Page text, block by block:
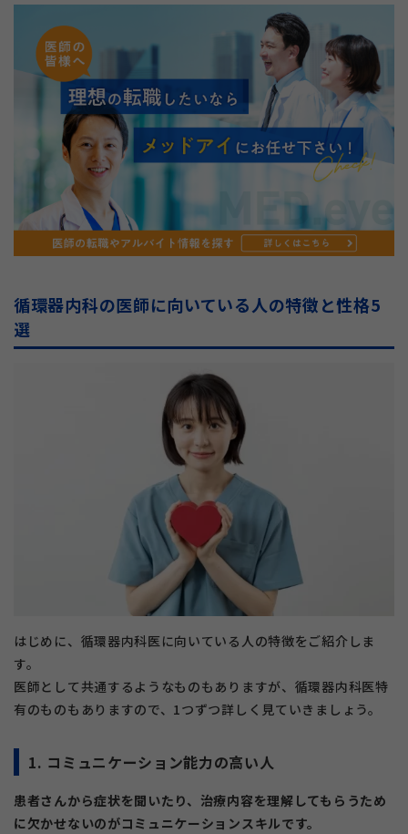
循環器内科の医師に向いている人の特徴と性格5
選
はじめに、循環器内科医に向いている人の特徴をご紹介しま
す。
医師として共通するようなものもありますが、循環器内科医特
有のものもありますので、1つずつ詳しく見ていきましょう。
1. コミュニケーション能力の高い人
患者さんから症状を聞いたり、治療内容を理解してもらうため
に欠かせないのがコミュニケーションスキルです。